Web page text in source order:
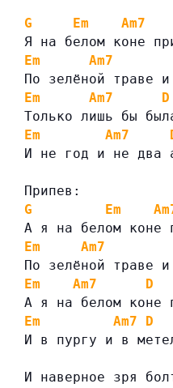
G Em Am7
Я на белом коне
Em
Am7
По зелёной траве
Em
Am7 D
Только лишь бы
Em
Am7
И не год и не два
Припев:
G
Em
А я на белом коне
Em
Am7
По зелёной траве
Em
Am7 D
А я на белом коне
Em
Am7
D
И в пургу и в
И наверное зря